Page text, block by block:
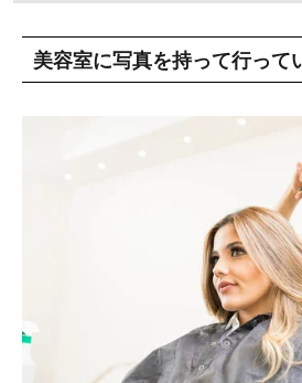
美容室に写真を持って行って